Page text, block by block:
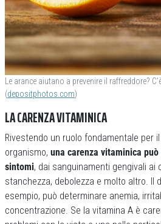
Le arance aiutano a prevenire il raffreddore?
(depositphotos.com)
LA CARENZA VITAMINICA
Rivestendo un ruolo fondamentale per
organismo, una carenza vitaminica
sintomi, dai sanguinamenti gengivali ai
stanchezza, debolezza e molto altro. Il
esempio, può determinare anemia,
concentrazione. Se la vitamina A è